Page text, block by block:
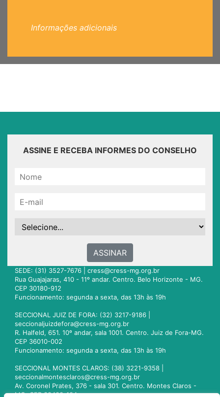
Informações adicionais
ASSINE E RECEBA INFORMES DO CONSELHO
ASSINAR
SEDE: (31) 3527-7676 | cress@cress-mg.org.br
Rua Guajajaras, 410 - 11º andar. Centro. Belo Horizonte - MG.
CEP 30180-912
Funcionamento: segunda a sexta, das 13h às 19h
SECCIONAL JUIZ DE FORA: (32) 3217-9186 |
seccionaljuizdefora@cress-mg.org.br
R. Halfeld, 651. 10º andar, sala 1001. Centro. Juiz de Fora-MG.
CEP 36010-002
Funcionamento: segunda a sexta, das 13h às 19h
SECCIONAL MONTES CLAROS: (38) 3221-9358 |
seccionalmontesclaros@cress-mg.org.br
Av. Coronel Prates, 376 - sala 301. Centro. Montes Claros -
MG. CEP 39400-104